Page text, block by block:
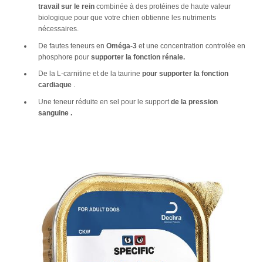
travail sur le reincombinée à des protéines de haute valeur
biologique pour que votre chien obtienne les nutriments
nécessaires.
De fautes teneurs enOméga-3et une concentration controlée en
phosphore poursupporter la fonction rénale.
De la L-carnitine et de la taurine pour supporter la fonction
cardiaque .
Une teneur réduite en sel pour le supportde la pression
sanguine .